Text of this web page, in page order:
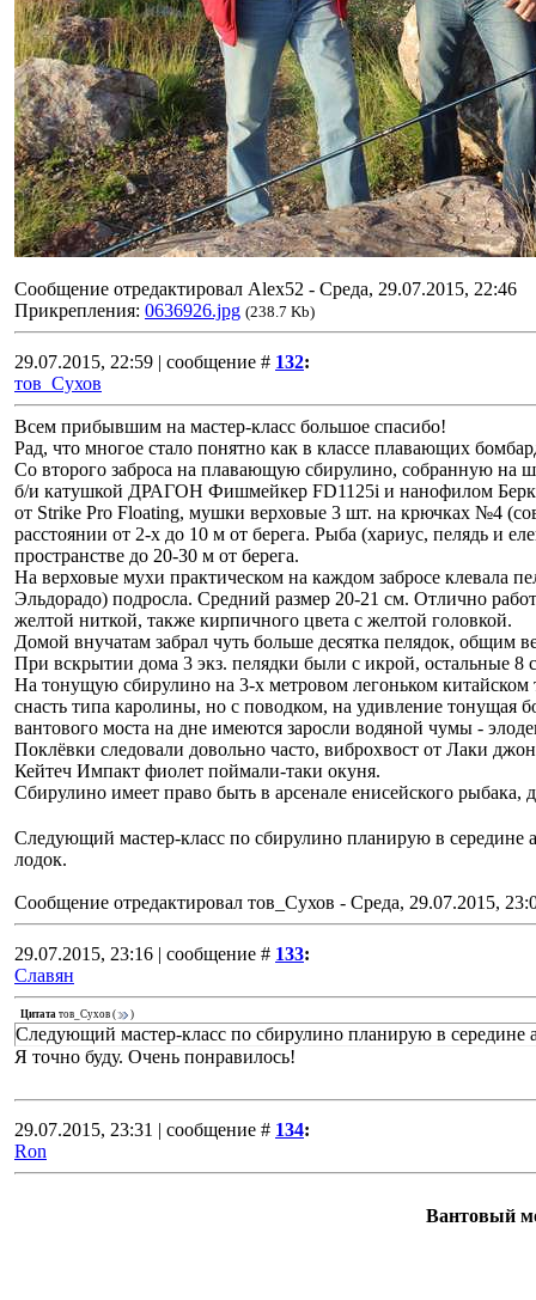
Сообщение отредактировал Alex52 - Среда, 29.07.2015, 22:46
Прикрепления: 0636926.jpg (238.7 Kb)
29.07.2015, 22:59 | сообщение # 132:
тов_Сухов
Всем прибывшим на мастер-класс большое спасибо!
Рад, что многое стало понятно как в классе плавающих
Со второго заброса на плавающую сбирулино, собранную на
б/и катушкой ДРАГОН Фишмейкер FD1125i и нанофилом
от Strike Pro Floating, мушки верховые 3 шт. на крючках №4
расстоянии от 2-х до 10 м от берега. Рыба (хариус, пелядь и
пространстве до 20-30 м от берега.
На верховые мухи практическом на каждом забросе клевала
Эльдорадо) подросла. Средний размер 20-21 см. Отлично
желтой ниткой, также кирпичного цвета с желтой головкой.
Домой внучатам забрал чуть больше десятка пелядок, общим
При вскрытии дома 3 экз. пелядки были с икрой, остальные 8
На тонущую сбирулино на 3-х метровом легоньком китайском
снасть типа каролины, но с поводком, на удивление тонущая
вантового моста на дне имеются заросли водяной чумы -
Поклёвки следовали довольно часто, виброхвост от Лаки
Кейтеч Импакт фиолет поймали-таки окуня.
Сбирулино имеет право быть в арсенале енисейского рыбака,
Следующий мастер-класс по сбирулино планирую в середине
лодок.
Сообщение отредактировал тов_Сухов - Среда, 29.07.2015,
29.07.2015, 23:16 | сообщение # 133:
Славян
Цитата тов_Сухов ( )
Следующий мастер-класс по сбирулино планирую в середине
Я точно буду. Очень понравилось!
29.07.2015, 23:31 | сообщение # 134:
Ron
Вантовый